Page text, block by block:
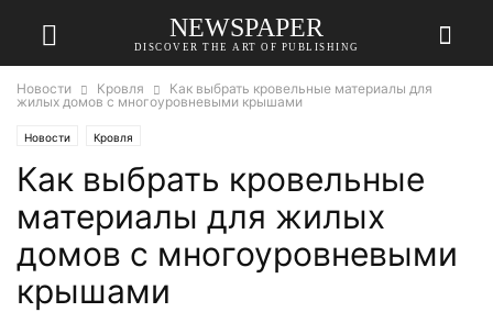
NEWSPAPER
DISCOVER THE ART OF PUBLISHING
Новости Кровля
Как выбрать кровельные материалы для
жилых домов с многоуровневыми крышами
Новости Кровля
Как выбрать кровельные
материалы для жилых
домов с многоуровневыми
крышами